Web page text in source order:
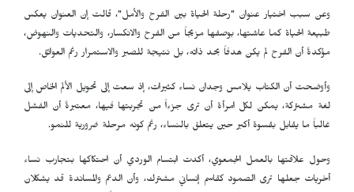
وعن سبب اختيار عنوان "رحلة الحياة بين الفرح والأمل"، قالت إن العنوان يعكس
طبيعة الحياة كما عاشتها، بوصفها مزيجاً من الفرح والانكسار، والتحديات والنهوض،
مؤكدةً أن الفرح لم يكن هدفاً بحد ذاته، بل نتيجة للصبر والاستمرار رغم العوائق.
وأوضحت أن الكتاب يلامس وجدان نساء كثيرات، إذ سعت إلى تحويل الألم الخاص إلى
لغة مشتركة، يمكن لكل امرأة أن ترى جزءاً من تجربتها فيها، معتبرةً أن الفشل
غالباً ما يقابل بقسوة أكبر حين يتعلق بالنساء، رغم كونه مرحلة ضرورية للنمو.
وحول علاقتها بالعمل الجمعوي، أكدت ابتسام الوردي أن احتكاكها بتجارب نساء
أخريات جعلها ترى الصمود كقاسم إنساني مشترك، وأن الدعم والمساندة قد يشكلان